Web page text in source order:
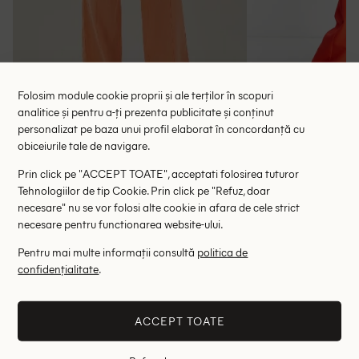
Pantaloni Someday, piersica
RRP: 599.00 lei
34
Altii au fost interesati de
Folosim module cookie proprii și ale terților în scopuri
analitice și pentru a-ți prezenta publicitate și conținut
personalizat pe baza unui profil elaborat în concordanță cu
obiceiurile tale de navigare.
Prin click pe "ACCEPT TOATE", acceptati folosirea tuturor
Tehnologiilor de tip Cookie. Prin click pe "Refuz, doar
necesare" nu se vor folosi alte cookie in afara de cele strict
necesare pentru functionarea website-ului.
Pentru mai multe informații consultă politica de
confidențialitate.
ACCEPT TOATE